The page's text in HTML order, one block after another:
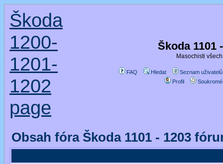
Škoda
1200-
1201-
1202
page
Škoda 1101
Masochisti
FAQ Hledat
Seznam uživatelů
Profil
Obsah fóra Škoda 1101 - 1203